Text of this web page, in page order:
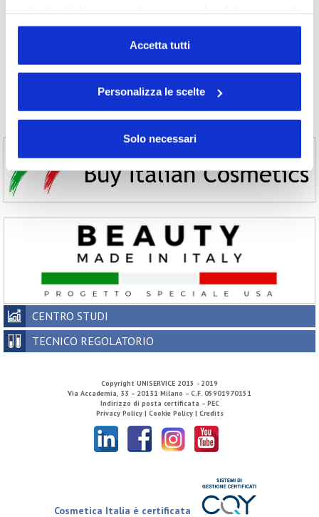
o profilazione viene utilizzato. Cliccando su
“Personalizza le scelte” è possibile esprimere la propria
volontà in relazione a ciascuna categoria di cookie del
Accetta tutti
Personalizza le scelte
Solo necessari
2026 2025 2024
2023
2020
2014
2013 2012
2011
2009 2008
CENTRO STUDI
TECNICO REGOLATORIO
Copyright UNISERVICE 2015 - 2019
Via Accademia, 33 – 20131 Milano – C.F. 05901970151
Indirizzo di posta certificata – PEC
Privacy Policy | Cookie Policy | Credits
Cosmetica Italia è certificata